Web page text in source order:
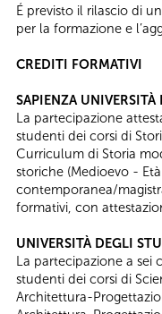
É previsto il rilascio di
per la formazione e
CREDITI FORMATIVI
SAPIENZA
La partecipazione
studenti dei corsi di
Curriculum di Storia
storiche (Medioevo -
contemporanea/
formativi, con
UNIVERSITÀ DEGLI
La partecipazione a sei
studenti dei corsi di
Architettura-